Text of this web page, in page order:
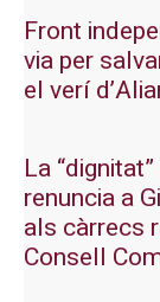
Front
via per
el verí
La
renuncia a
als càrrecs
Consell